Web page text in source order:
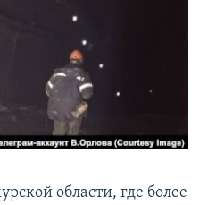
области, где более